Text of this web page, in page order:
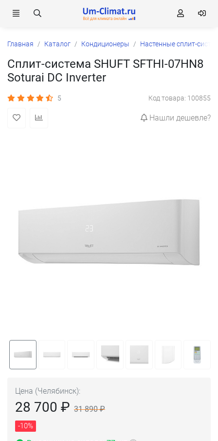
Главная Каталог Кондиционеры Настенные сплит-
Сплит-система SHUFT SFTHI-07HN8
Soturai DC Inverter
5 Код товара: 100855
Нашли дешевле?
Цена (Челябинск):
28 700 ₽ 31 890 ₽
-10%